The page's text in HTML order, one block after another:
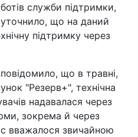
служби підтримки,
що на даний
підтримку через
що в травні,
"Резерв+", технічна
надавалася через
зокрема й через
вважалося звичайною